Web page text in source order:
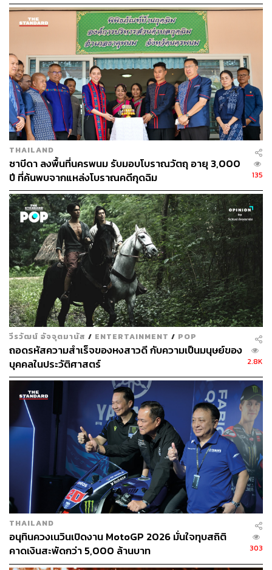
THAILAND
ซาบีดา ลงพื้นที่นครพนม รับมอบโบราณวัตถุ อายุ 3,000
ปี ที่ค้นพบจากแหล่งโบราณคดีกุดฉิม
135
วีรวัฒน์ อัจจุตมานัส / ENTERTAINMENT / POP
ถอดรหัสความสำเร็จของหงสาวดี กับความเป็นมนุษย์ของ
บุคคลในประวัติศาสตร์
2.8K
THAILAND
อนุทินควงเนวินเปิดงาน MotoGP 2026 มั่นใจทุบสถิติ
คาดเงินสะพัดกว่า 5,000 ล้านบาท
303